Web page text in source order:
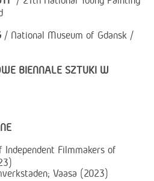
/ National Museum of Gdansk /
BIENNALE SZTUKI W
Filmmakers of
Vaasa (2023)